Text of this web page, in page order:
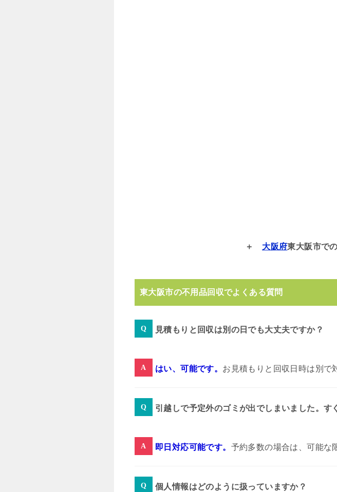
大阪府東大阪市での
東大阪市の不用品回収でよくある質問
見積もりと回収は別の日でも大丈夫ですか？
はい、可能です。 お見積もりと回収日時は別で
引越しで予定外のゴミが出でしまいました。
即日対応可能です。 予約多数の場合は、可能な
個人情報はどのように扱っていますか？